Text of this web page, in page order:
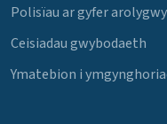
Polisïau ar gyfer
Ceisiadau gwybodaeth
Ymatebion i